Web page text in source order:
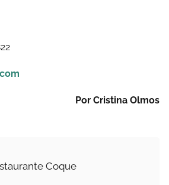
Por Cristina Olmos
Coque